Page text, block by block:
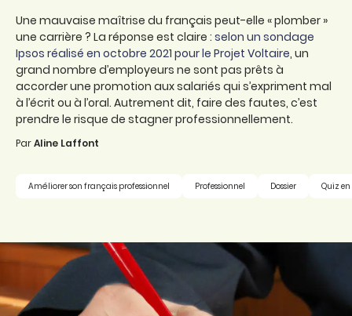
Une mauvaise maîtrise du français peut-elle « plomber »
une carrière ? La réponse est claire : selon un sondage
Ipsos réalisé en octobre 2021 pour le Projet Voltaire, un
grand nombre d’employeurs ne sont pas prêts à
accorder une promotion aux salariés qui s’expriment mal
à l’écrit ou à l’oral. Autrement dit, faire des fautes, c’est
prendre le risque de stagner professionnellement.
ParAline Laffont
Améliorer son français professionnel Professionnel Dossier Quiz